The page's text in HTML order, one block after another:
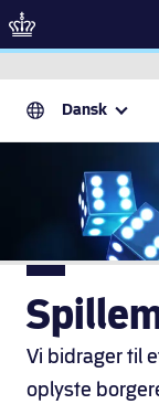
Dansk
Vi bidrager til
oplyste